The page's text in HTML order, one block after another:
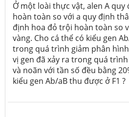
Ở một loài thực vật, alen A
hoàn toàn so với a quy định
định hoa đỏ trội hoàn toàn so
vàng. Cho cá thể có kiểu gen
trong quá trình giảm phân
vị gen đã xảy ra trong quá
và noãn với tần số đều bằng
kiểu gen Ab/aB thu được ở F1 ?